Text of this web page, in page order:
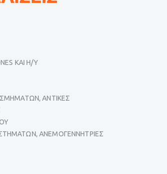
KAI H/Y
ΑΝΤΙΚΕΣ
ΑΝΕΜΟΓΕΝΝΗΤΡΙΕΣ